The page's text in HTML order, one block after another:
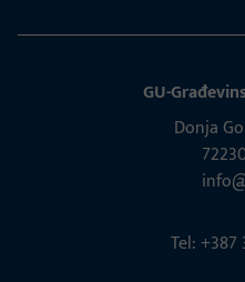
GU-
Donja
Tel: